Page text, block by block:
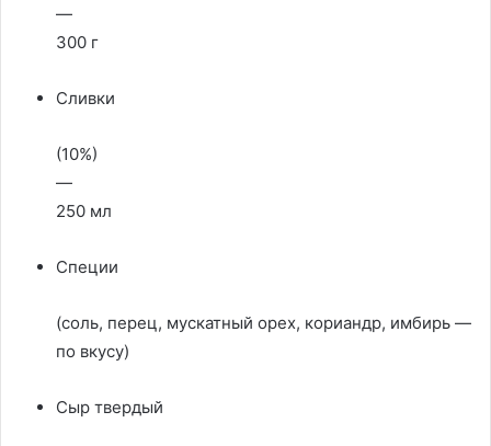
—
300 г
Сливки
(10%)
—
250 мл
Специи
(соль, перец, мускатный орех, кориандр, имбирь —
по вкусу)
Сыр твердый